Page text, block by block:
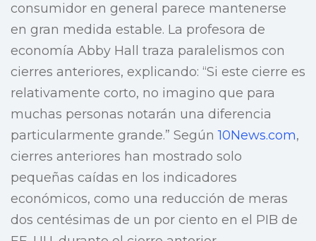
consumidor en general parece mantenerse
en gran medida estable. La profesora de
economía Abby Hall traza paralelismos con
cierres anteriores, explicando: “Si este cierre es
relativamente corto, no imagino que para
muchas personas notarán una diferencia
particularmente grande.” Según10News.com,
cierres anteriores han mostrado solo
pequeñas caídas en los indicadores
económicos, como una reducción de meras
dos centésimas de un por ciento en el PIB de